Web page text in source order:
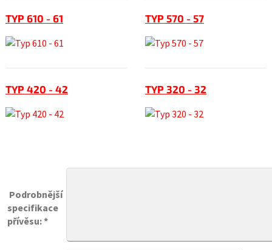
TYP 610 - 61 TYP 570 - 57
TYP 420 - 42 TYP 320 - 32
Podrobnější
specifikace
přívěsu: *